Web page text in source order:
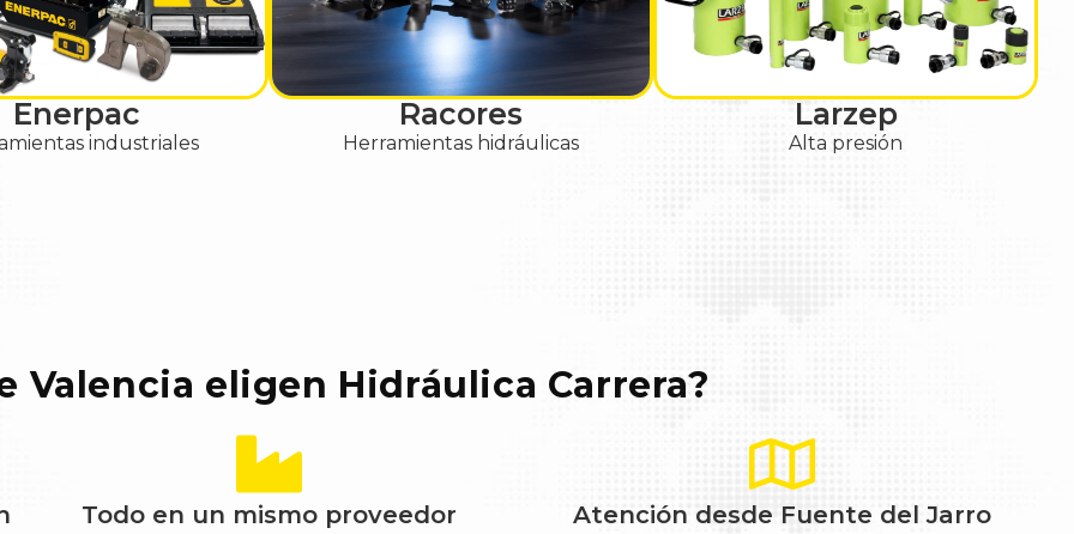
Enerpac
industriales
Racores
Herramientas hidráulicas
Larzep
Alta presión
Valencia eligen Hidráulica Carrera?
Todo en un mismo proveedor Atención desde Fuente del Jarro